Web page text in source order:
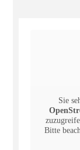
Sie
Bitte